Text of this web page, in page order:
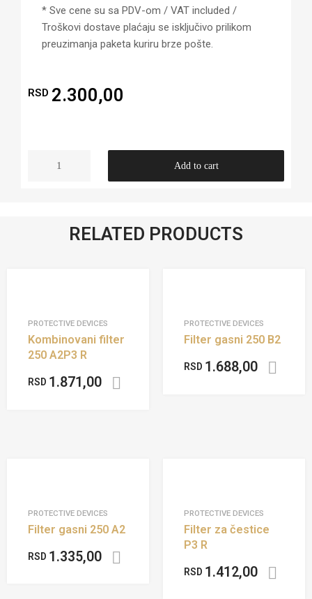
* Sve cene su sa PDV-om / VAT included /
Troškovi dostave plaćaju se isključivo prilikom
preuzimanja paketa kuriru brze pošte.
RSD 2.300,00
Add to cart
RELATED PRODUCTS
PROTECTIVE DEVICES
Kombinovani filter
250 A2P3 R
RSD 1.871,00
PROTECTIVE DEVICES
Filter gasni 250 B2
RSD 1.688,00
PROTECTIVE DEVICES
Filter gasni 250 A2
RSD 1.335,00
PROTECTIVE DEVICES
Filter za čestice
P3 R
RSD 1.412,00